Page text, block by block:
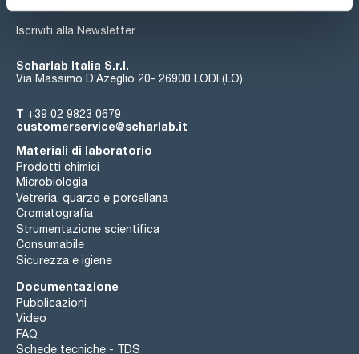
Iscriviti alla Newsletter
Scharlab Italia S.r.l.
Via Massimo D’Azeglio 20- 26900 LODI (LO)
T +39 02 9823 0679
customerservice@scharlab.it
Materiali di laboratorio
Prodotti chimici
Microbiologia
Vetreria, quarzo e porcellana
Cromatografia
Strumentazione scientifica
Consumabile
Sicurezza e igiene
Documentazione
Pubblicazioni
Video
FAQ
Schede tecniche - TDS